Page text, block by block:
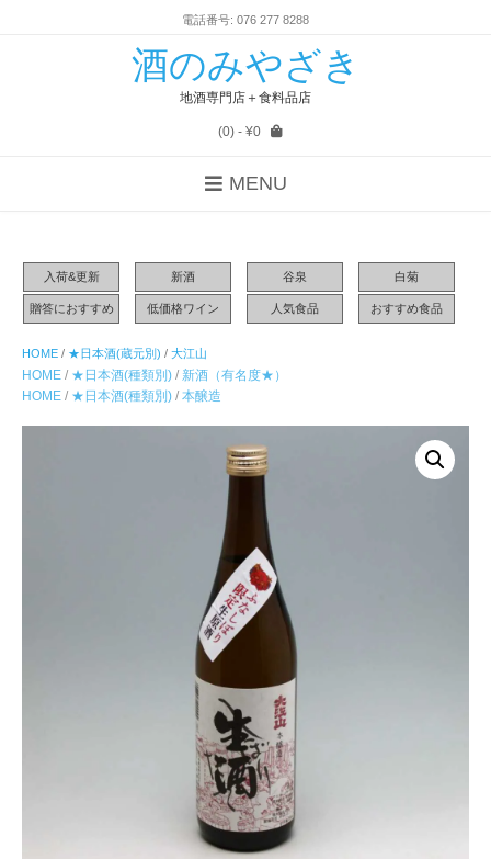
電話番号: 076 277 8288
酒のみやざき
地酒専門店＋食料品店
(0)- ¥0
MENU
入荷&更新 新酒 谷泉 白菊
贈答におすすめ 低価格ワイン 人気食品 おすすめ食品
HOME / ★日本酒(蔵元別) / 大江山
HOME / ★日本酒(種類別) / 新酒（有名度★）
HOME / ★日本酒(種類別) / 本醸造